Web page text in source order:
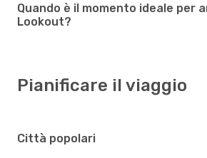
Quando è il momento ideale per
Lookout?
Pianificare il viaggio
Città popolari